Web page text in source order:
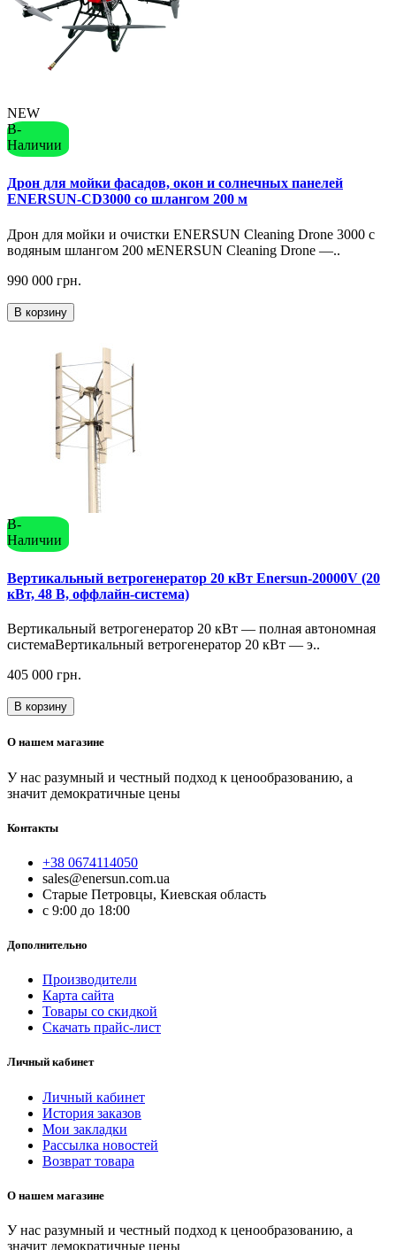
NEW
В-
Наличии
Дрон для мойки фасадов, окон и солнечных панелей
ENERSUN-CD3000 со шлангом 200 м
Дрон для мойки и очистки ENERSUN Cleaning Drone 3000 с
водяным шлангом 200 мENERSUN Cleaning Drone —..
990 000 грн.
В корзину
В-
Наличии
Вертикальный ветрогенератор 20 кВт Enersun-20000V (20
кВт, 48 В, оффлайн-система)
Вертикальный ветрогенератор 20 кВт — полная автономная
системаВертикальный ветрогенератор 20 кВт — э..
405 000 грн.
В корзину
О нашем магазине
У нас разумный и честный подход к ценообразованию, а
значит демократичные цены
Контакты
+38 0674114050
sales@enersun.com.ua
Старые Петровцы, Киевская область
c 9:00 до 18:00
Дополнительно
Производители
Карта сайта
Товары со скидкой
Скачать прайс-лист
Личный кабинет
Личный кабинет
История заказов
Мои закладки
Рассылка новостей
Возврат товара
О нашем магазине
У нас разумный и честный подход к ценообразованию, а
значит демократичные цены